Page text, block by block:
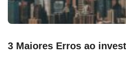
3 Maiores Erros ao